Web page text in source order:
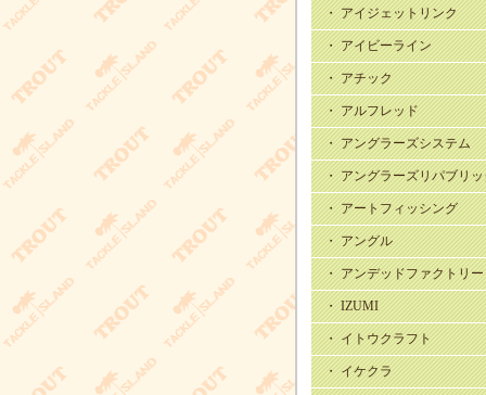
・ アイジェットリンク
・ アイビーライン
・ アチック
・ アルフレッド
・ アングラーズシステム
・ アングラーズリパブリ
・ アートフィッシング
・ アングル
・ アンデッドファクトリー
・ IZUMI
・ イトウクラフト
・ イケクラ